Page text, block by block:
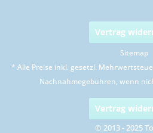
Vertrag
Sitemap
* Alle Preise inkl. gesetzl.
Nachnahmegebühren, wenn
Vertrag
© 2013 - 2025